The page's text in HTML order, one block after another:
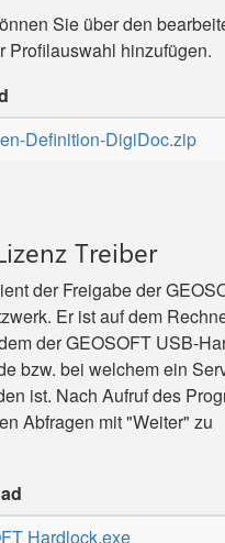
Sie über den
Profilauswahl hinzufügen.
Definition-DigiDoc.zip
Treiber
der Freigabe der
Er ist auf dem
der GEOSOFT USB-
bzw. bei welchem ein
ist. Nach Aufruf des
Abfragen mit "Weiter" zu
Hardlock.exe